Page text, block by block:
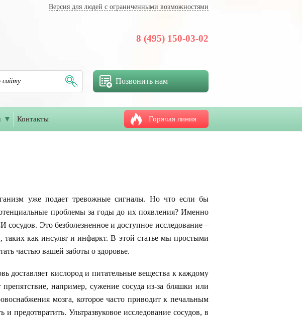
Версия для людей с ограниченными возможностями
8 (495) 150-03-02
Позвонить нам
▼ Контакты Горячая линия
уже подает тревожные сигналы. Но что если бы
проблемы за годы до их появления? Именно
сосудов. Это безболезненное и доступное исследование –
как инсульт и инфаркт. В этой статье мы простыми
частью вашей заботы о здоровье.
доставляет кислород и питательные вещества к каждому
например, сужение сосуда из-за бляшки или
мозга, которое часто приводит к печальным
предотвратить. Ультразвуковое исследование сосудов, в